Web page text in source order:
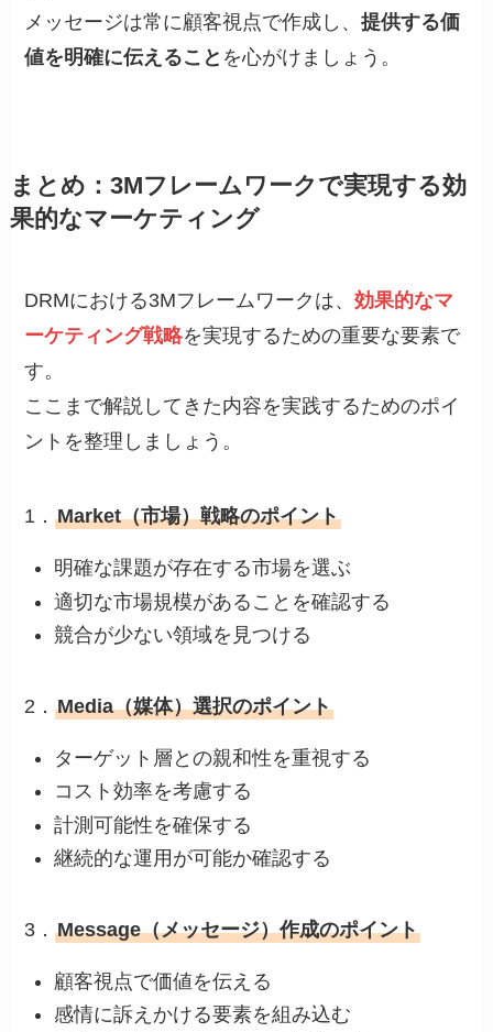
メッセージは常に顧客視点で作成し、提供する価
値を明確に伝えること を心がけましょう。
まとめ：3Mフレームワークで実現する効
果的なマーケティング
DRMにおける3Mフレームワークは、効果的なマ
ーケティング戦略を実現するための重要な要素で
す。
ここまで解説してきた内容を実践するためのポイ
ントを整理しましょう。
1．Market（市場）戦略のポイント
明確な課題が存在する市場を選ぶ
適切な市場規模があることを確認する
競合が少ない領域を見つける
2．Media（媒体）選択のポイント
ターゲット層との親和性を重視する
コスト効率を考慮する
計測可能性を確保する
継続的な運用が可能か確認する
3．Message（メッセージ）作成のポイント
顧客視点で価値を伝える
感情に訴えかける要素を組み込む